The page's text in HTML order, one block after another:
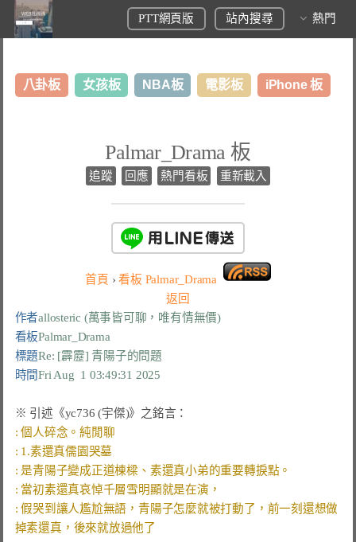
PTT網頁版 站內搜尋 熱門
八卦板 女孩板 NBA板 電影板 iPhone 板
Palmar_Drama 板
追蹤 回應 熱門看板 重新載入
首頁 › 看板 Palmar_Drama
返回
作者allosteric (萬事皆可聊，唯有情無價)
看板Palmar_Drama
標題Re: [霹靂] 青陽子的問題
時間Fri Aug  1 03:49:31 2025
: 假哭到讓人尷尬無語，青陽子怎麼就被打動了，前一刻還想做